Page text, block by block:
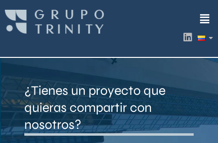
contenido
L
i
k
i
¿Tienes un proyecto que
quieras compartir con
nosotros?